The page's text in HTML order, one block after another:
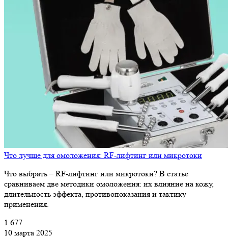
Что лучше для омоложения: RF-лифтинг или микротоки
Что выбрать – RF-лифтинг или микротоки? В статье
сравниваем две методики омоложения: их влияние на кожу,
длительность эффекта, противопоказания и тактику
применения.
1 677
10 марта 2025